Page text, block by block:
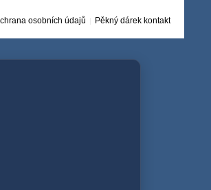
osobních údajů Pěkný dárek kontakt